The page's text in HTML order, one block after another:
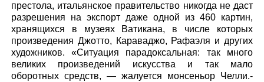
престола, итальянское правительство никогда не даст
разрешения на экспорт даже одной из 460 картин,
хранящихся в музеях Ватикана, в числе которых
произведения Джотто, Караваджо, Рафаэля и других
художников. «Ситуация парадоксальная: так много
великих произведений искусства и так мало
оборотных средств, — жалуется монсеньор Челли.-